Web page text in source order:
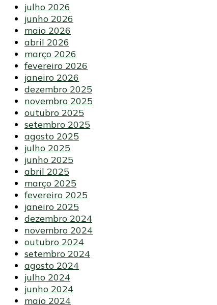
julho 2026
junho 2026
maio 2026
abril 2026
março 2026
fevereiro 2026
janeiro 2026
dezembro 2025
novembro 2025
outubro 2025
setembro 2025
agosto 2025
julho 2025
junho 2025
abril 2025
março 2025
fevereiro 2025
janeiro 2025
dezembro 2024
novembro 2024
outubro 2024
setembro 2024
agosto 2024
julho 2024
junho 2024
maio 2024